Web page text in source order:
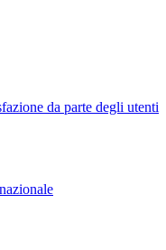
da parte degli utenti